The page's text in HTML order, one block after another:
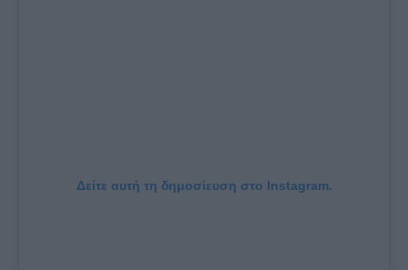
Δείτε αυτή τη δημοσίευση στο Instagram.